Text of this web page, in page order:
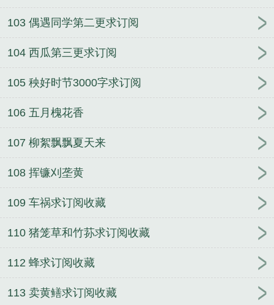
103 偶遇同学第二更求订阅
104 西瓜第三更求订阅
105 秧好时节3000字求订阅
106 五月槐花香
107 柳絮飘飘夏天来
108 挥镰刈垄黄
109 车祸求订阅收藏
110 猪笼草和竹荪求订阅收藏
112 蜂求订阅收藏
113 卖黄鳝求订阅收藏